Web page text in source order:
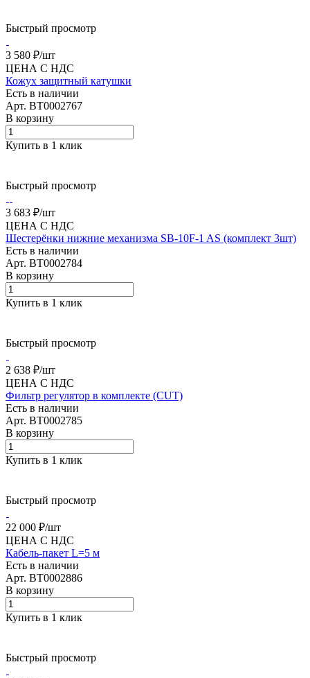
Быстрый просмотр
3 580 ₽/шт
ЦЕНА С НДС
Кожух защитный катушки
Есть в наличии
Арт. BT0002767
В корзину
Купить в 1 клик
Быстрый просмотр
3 683 ₽/шт
ЦЕНА С НДС
Шестерёнки нижние механизма SB-10F-1 AS (комплект 3шт)
Есть в наличии
Арт. BT0002784
В корзину
Купить в 1 клик
Быстрый просмотр
2 638 ₽/шт
ЦЕНА С НДС
Фильтр регулятор в комплекте (CUT)
Есть в наличии
Арт. BT0002785
В корзину
Купить в 1 клик
Быстрый просмотр
22 000 ₽/шт
ЦЕНА С НДС
Кабель-пакет L=5 м
Есть в наличии
Арт. BT0002886
В корзину
Купить в 1 клик
Быстрый просмотр